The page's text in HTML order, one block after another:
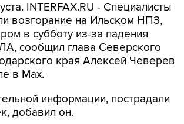
INTERFAX.RU - Специалисты
возгорание на Ильском НПЗ,
в субботу из-за падения
сообщил глава Северского
края Алексей Чеверев
в Max.
информации, пострадали
добавил он.